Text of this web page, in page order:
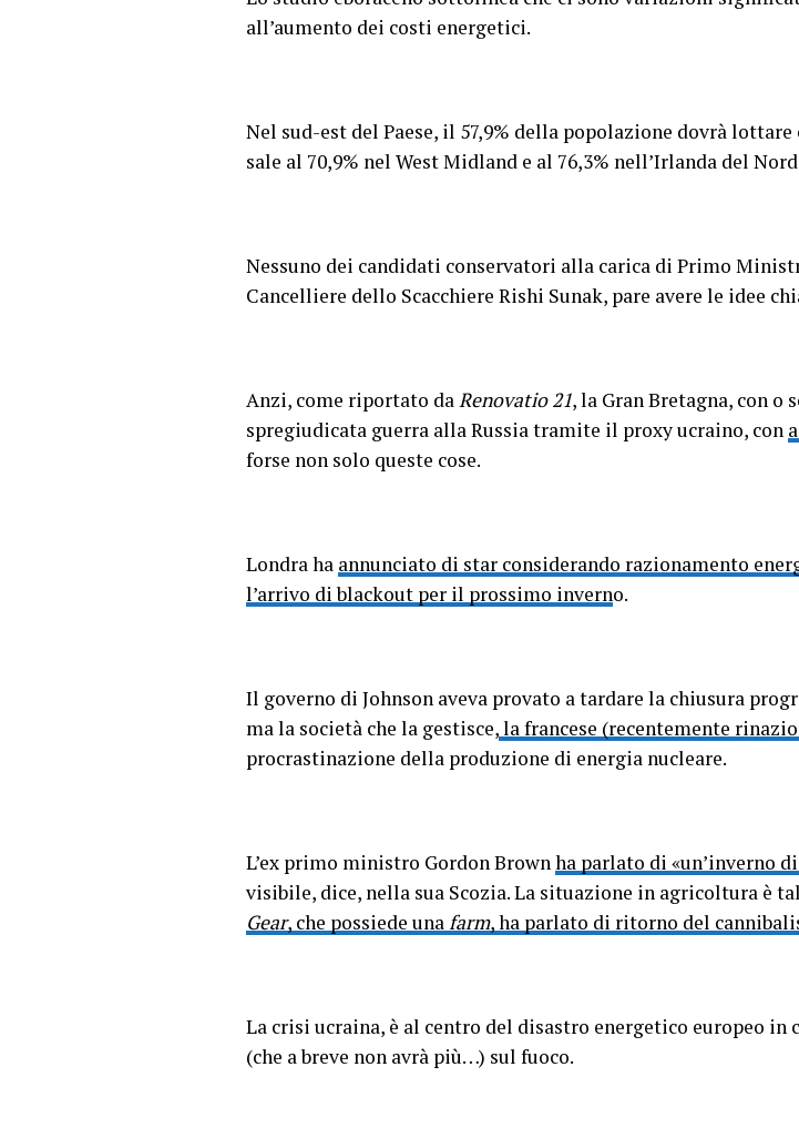
all’aumento dei costi energetici.
Nel sud-est del Paese, il 57,9% della popolazione dovrà
sale al 70,9% nel West Midland e al 76,3% nell’Irlanda del
Nessuno dei candidati conservatori alla carica di Primo
Cancelliere dello Scacchiere Rishi Sunak, pare avere le idee
Anzi, come riportato daRenovatio 21, la Gran Bretagna, con o
spregiudicata guerra alla Russia tramite il proxy ucraino, con
forse non solo queste cose.
Londra ha annunciato di star considerando razionamento
l’arrivo di blackout per il prossimo inverno.
Il governo di Johnson aveva provato a tardare la chiusura
ma la società che la gestisce,la francese (recentemente
procrastinazione della produzione di energia nucleare.
L’ex primo ministro Gordon Brownha parlato di «un’inverno
visibile, dice, nella sua Scozia. La situazione in agricoltura è
Gear, che possiede unafarm, ha parlato di ritorno del
La crisi ucraina, è al centro del disastro energetico europeo
(che a breve non avrà più…) sul fuoco.